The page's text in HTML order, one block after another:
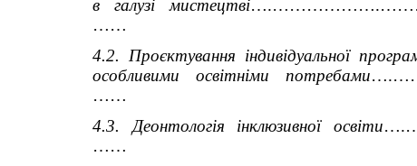
в галузі мистецтві
……
4.2. Проєктування індивідуальної
особливими освітніми потребами
……
4.3. Деонтологія інклюзивної освіти
……